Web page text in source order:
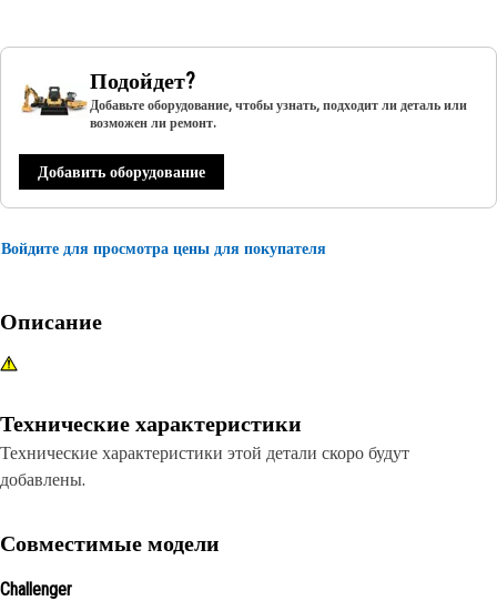
Подойдет?
Добавьте оборудование, чтобы узнать, подходит ли деталь или
возможен ли ремонт.
Добавить оборудование
Войдите для просмотра цены для покупателя
Описание
Технические характеристики
Технические характеристики этой детали скоро будут
добавлены.
Совместимые модели
Challenger